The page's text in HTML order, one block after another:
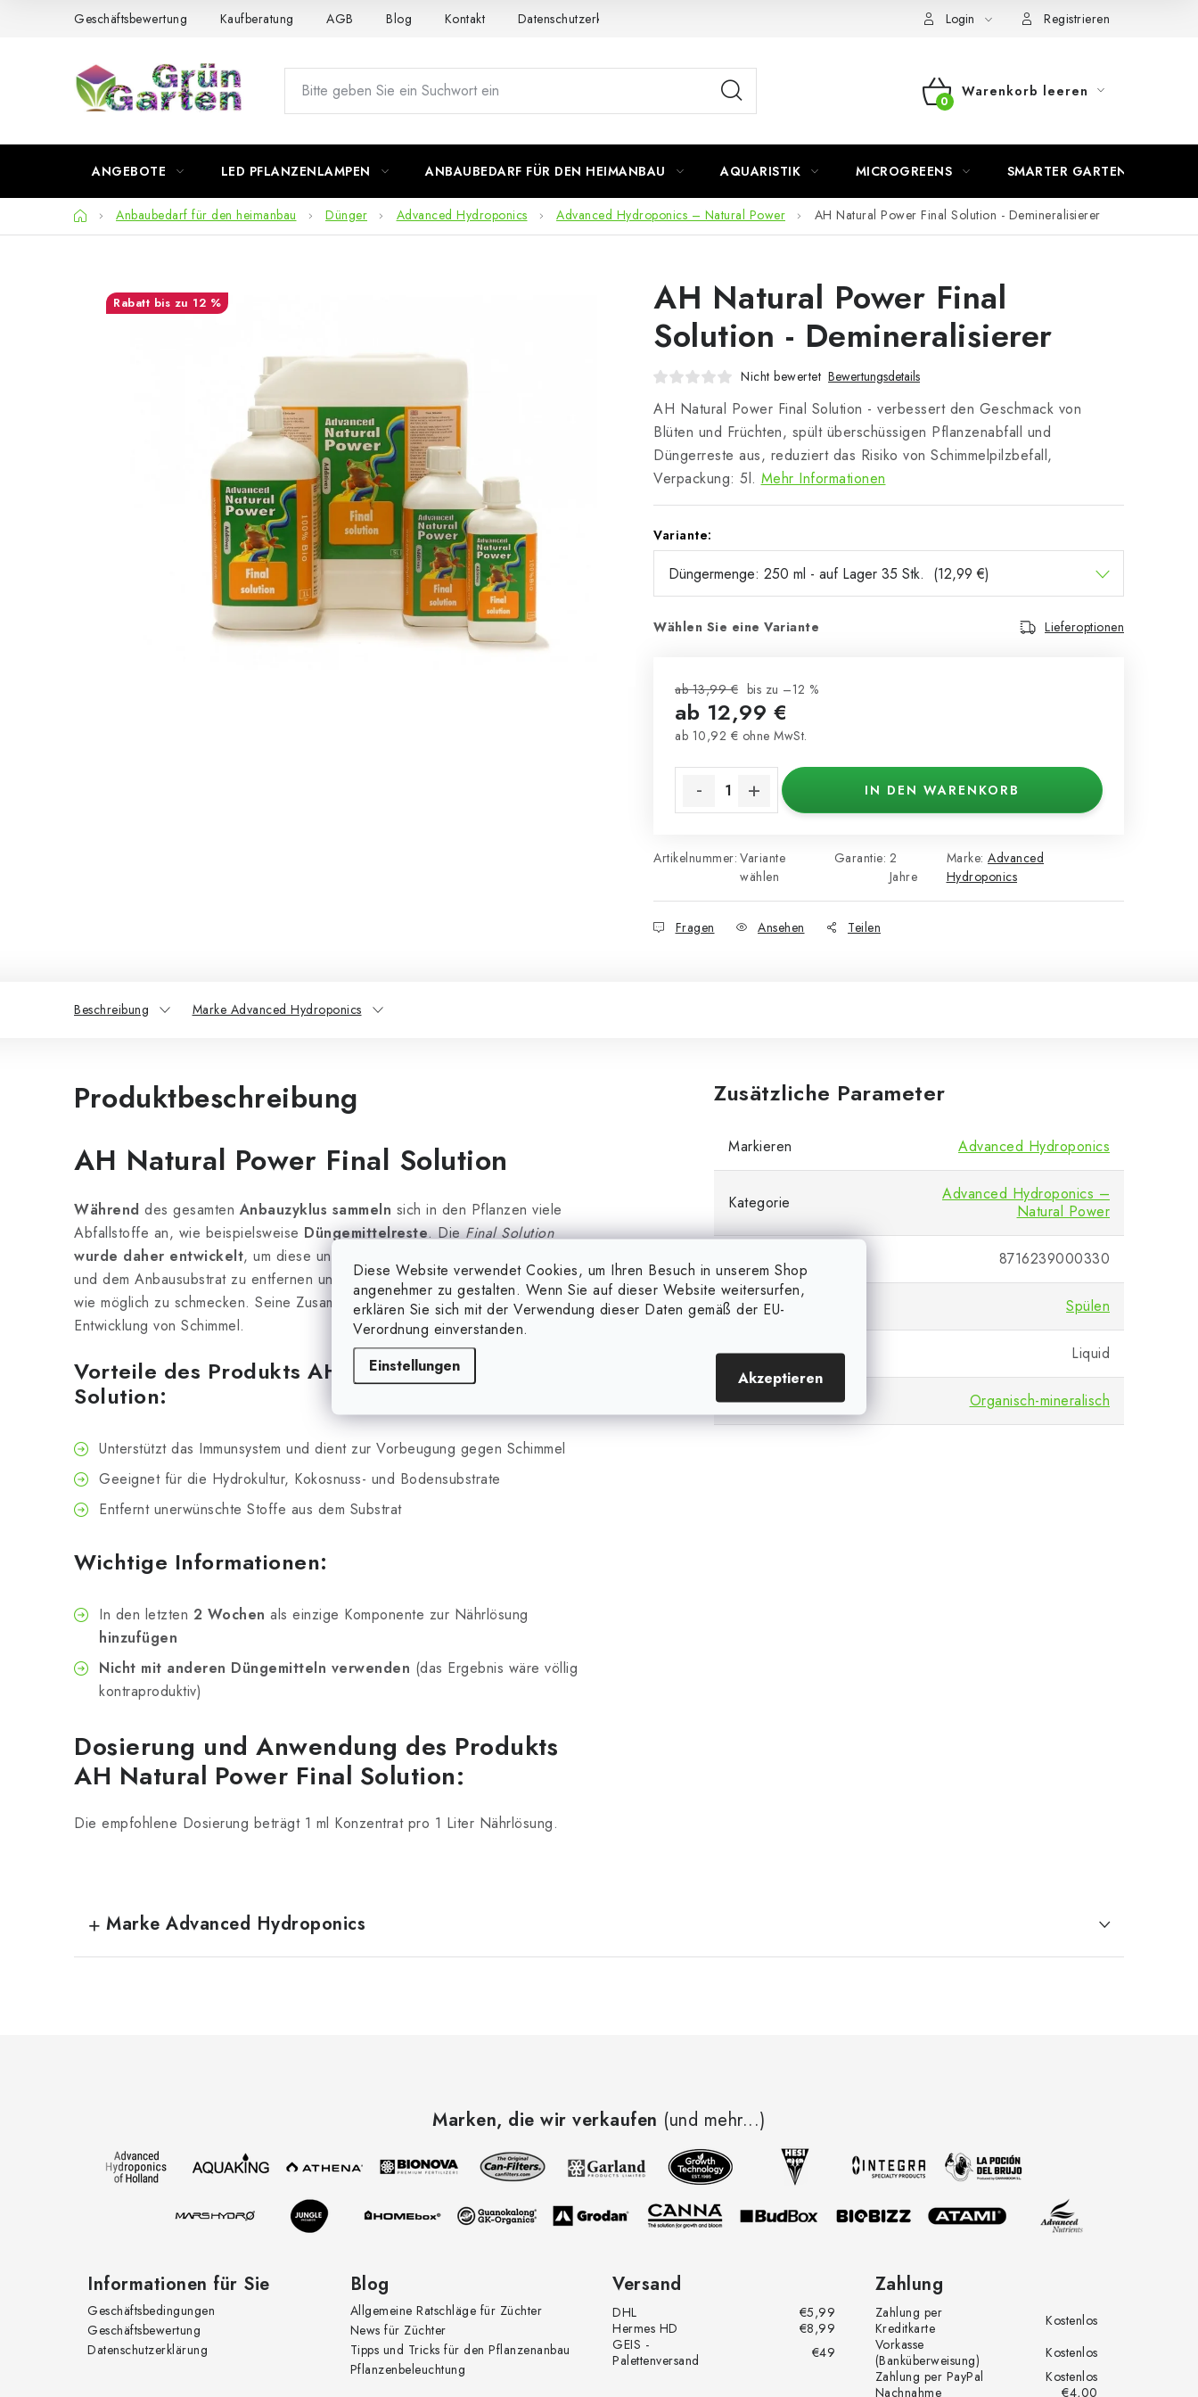
Diese Website verwendet Cookies, um Ihren Besuch in unserem Shop
angenehmer zu gestalten. Wenn Sie auf dieser Website weitersurfen,
erklären Sie sich mit der Verwendung dieser Daten gemäß der EU-
Verordnung einverstanden.
Einstellungen
Akzeptieren
Geschäftsbewertung Kaufberatung AGB Blog Kontakt Datenschutzerklärung Login Registrieren
WARENKORB
Warenkorb leeren
ANGEBOTE LED PFLANZENLAMPEN ANBAUBEDARF FÜR DEN HEIMANBAU AQUARISTIK MICROGREENS SMARTER GARTEN
StartseiteAnbaubedarf für den heimanbau Dünger Advanced Hydroponics Advanced Hydroponics – Natural Power AH Natural Power Final Solution - Demineralisierer
AH Natural Power Final
Solution - Demineralisierer
Nicht bewertet Bewertungsdetails
AH Natural Power Final Solution - verbessert den Geschmack von
Blüten und Früchten, spült überschüssigen Pflanzenabfall und
Düngerreste aus, reduziert das Risiko von Schimmelpilzbefall,
Verpackung: 5l. Mehr Informationen
Variante:
Wählen Sie eine Variante Lieferoptionen
ab 13,99 € bis zu –12 %
ab 12,99 €
ab 10,92 € ohne MwSt.
IN DEN WARENKORB
Artikelnummer: Variante
wählen
Marke:Advanced
Hydroponics
Garantie: 2
Jahre
Fragen Ansehen Teilen
bis zu 12 %
Beschreibung Marke Advanced Hydroponics
Produktbeschreibung
AH Natural Power Final Solution
Während des gesamten Anbauzyklus sammeln sich in den Pflanzen viele
Abfallstoffe an, wie beispielsweise Düngemittelreste. DieFinal Solution
wurde daher entwickelt, um diese unerwünschten Stoffe aus den Pflanzen
und dem Anbausubstrat zu entfernen und IhreBlüten und Früchteso natürlich
wie möglich zu schmecken. Seine Zusammensetzung verhindert auch die
Entwicklung von Schimmel.
Vorteile des Produkts AH Natural Power Final
Solution:
Unterstützt das Immunsystem und dient zur Vorbeugung gegen Schimmel
Geeignet für die Hydrokultur, Kokosnuss- und Bodensubstrate
Entfernt unerwünschte Stoffe aus dem Substrat
Wichtige Informationen:
In den letzten 2 Wochen als einzige Komponente zur Nährlösung
hinzufügen
Nicht mit anderen Düngemitteln verwenden (das Ergebnis wäre völlig
kontraproduktiv)
Dosierung und Anwendung des Produkts
AH Natural Power Final Solution:
Die empfohlene Dosierung beträgt 1 ml Konzentrat pro 1 Liter Nährlösung.
Zusätzliche Parameter
Markieren Advanced Hydroponics
Kategorie
Advanced Hydroponics –
Natural Power
8716239000330
Düngereinsatz Spülen
Form Liquid
Düngertyp Organisch-mineralisch
Marke Advanced Hydroponics
Marken, die wir verkaufen (und mehr...)
Informationen für Sie
Geschäftsbedingungen
Geschäftsbewertung
Datenschutzerklärung
Blog
Allgemeine Ratschläge für Züchter
News für Züchter
Tipps und Tricks für den Pflanzenanbau
Pflanzenbeleuchtung
Versand
DHL
€5,99
Hermes HD
€8,99
GEIS -
Palettenversand
€49
Zahlung
Zahlung per
Kreditkarte
Kostenlos
Vorkasse
(Banküberweisung)
Kostenlos
Zahlung per PayPal
Kostenlos
Nachnahme
€4,00